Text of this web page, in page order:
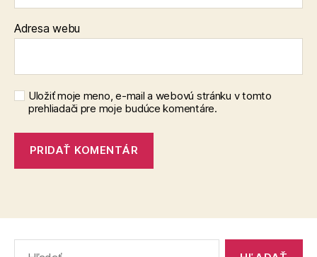
Adresa webu
Uložiť moje meno, e-mail a webovú stránku v tomto
prehliadači pre moje budúce komentáre.